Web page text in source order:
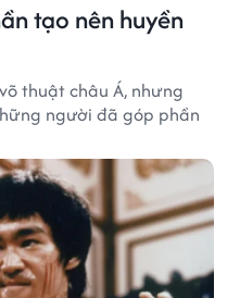
tạo nên huyền
thuật châu Á, nhưng
người đã góp phần